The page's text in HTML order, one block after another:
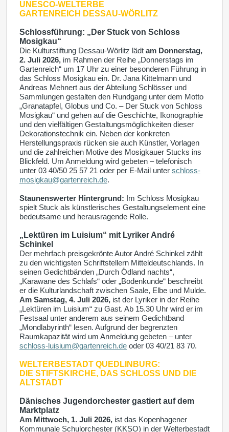
UNESCO-WELTERBE
GARTENREICH DESSAU-WÖRLITZ
Schlossführung: „Der Stuck von Schloss
Mosigkau“
Die Kulturstiftung Dessau-Wörlitz lädt am Donnerstag,
2. Juli 2026, im Rahmen der Reihe „Donnerstags im
Gartenreich“ um 17 Uhr zu einer besonderen Führung in
das Schloss Mosigkau ein. Dr. Jana Kittelmann und
Andreas Mehnert aus der Abteilung Schlösser und
Sammlungen gestalten den Rundgang unter dem Motto
„Granatapfel, Globus und Co. – Der Stuck von Schloss
Mosigkau“ und gehen auf die Geschichte, Ikonographie
und den vielfältigen Gestaltungsmöglichkeiten dieser
Dekorationstechnik ein. Neben der konkreten
Herstellungspraxis rücken sie auch Künstler, Vorlagen
und die zahlreichen Motive des Mosigkauer Stucks ins
Blickfeld. Um Anmeldung wird gebeten – telefonisch
unter 03 40/50 25 57 21 oder per E-Mail unter schloss-
mosigkau@gartenreich.de.
Staunenswerter Hintergrund:
Im Schloss Mosigkau
spielt Stuck als künstlerisches Gestaltungselement eine
bedeutsame und herausragende Rolle.
„Lektüren im Luisium“ mit Lyriker André
Schinkel
Der mehrfach preisgekrönte Autor André Schinkel zählt
zu den wichtigsten Schriftstellern Mitteldeutschlands. In
seinen Gedichtbänden „Durch Ödland nachts“,
„Karawane des Schlafs“ oder „Bodenkunde“ beschreibt
er die Kulturlandschaft zwischen Saale, Elbe und Mulde.
Am Samstag, 4. Juli 2026, ist der Lyriker in der Reihe
„Lektüren im Luisium“ zu Gast. Ab 15.30 Uhr wird er im
Festsaal unter anderem aus seinem Gedichtband
„Mondlabyrinth“ lesen. Aufgrund der begrenzten
Raumkapazität wird um Anmeldung gebeten – unter
schloss-luisium@gartenreich.de oder 03 40/21 83 70.
WELTERBESTADT QUEDLINBURG:
DIE STIFTSKIRCHE, DAS SCHLOSS UND DIE
ALTSTADT
Dänisches Jugendorchester gastiert auf dem
Marktplatz
Am Mittwoch, 1. Juli 2026, ist das Kopenhagener
Kommunale Schulorchester (KKSO) in der Welterbestadt